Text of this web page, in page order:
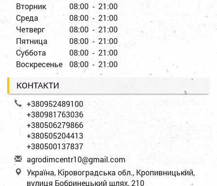
Вторник
08:00 - 21:00
Среда
08:00 - 21:00
Четверг
08:00 - 21:00
Пятница
08:00 - 21:00
Суббота
08:00 - 21:00
Воскресенье
08:00 - 21:00
КОНТАКТИ
+380952489100
+380981763036
+380506279866
+380505204413
+380500137837
agrodimcentr10@gmail.com
Україна, Кіровоградська обл., Кропивницький,
вулиця Бобринецький шлях, 210